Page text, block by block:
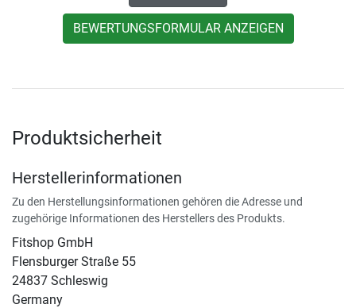
BEWERTUNGSFORMULAR ANZEIGEN
Produktsicherheit
Herstellerinformationen
Zu den Herstellungsinformationen gehören die Adresse und
zugehörige Informationen des Herstellers des Produkts.
Fitshop GmbH
Flensburger Straße 55
24837 Schleswig
Germany